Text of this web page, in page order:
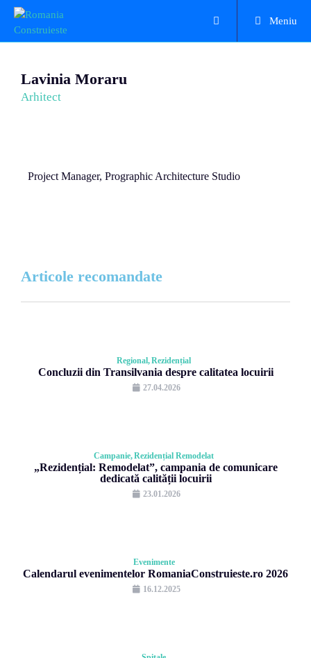
Meniu
Lavinia Moraru
Arhitect
Project Manager, Prographic Architecture Studio
Articole recomandate
Regional Rezidențial
Concluzii din Transilvania despre calitatea locuirii
27.04.2026
Campanie Rezidențial Remodelat
„Rezidențial: Remodelat”, campania de comunicare
dedicată calității locuirii
23.01.2026
Evenimente
Calendarul evenimentelor RomaniaConstruieste.ro 2026
16.12.2025